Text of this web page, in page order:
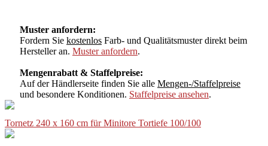
Muster anfordern:
Fordern Sie kostenlos Farb- und Qualitätsmuster direkt beim
Hersteller an. Muster anfordern.
Mengenrabatt & Staffelpreise:
Auf der Händlerseite finden Sie alle Mengen-/Staffelpreise
und besondere Konditionen. Staffelpreise ansehen.
Tornetz 240 x 160 cm für Minitore Tortiefe 100/100